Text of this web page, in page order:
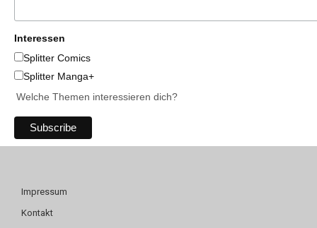
Interessen
Splitter Comics
Splitter Manga+
Welche Themen interessieren dich?
Impressum
Kontakt